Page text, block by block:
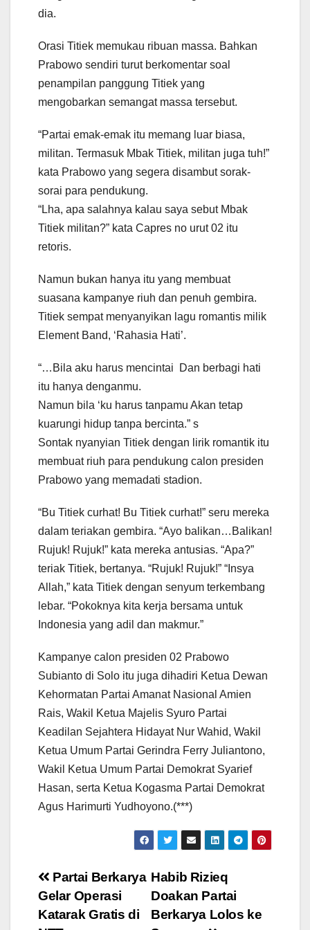
dia.
Orasi Titiek memukau ribuan massa. Bahkan
Prabowo sendiri turut berkomentar soal
penampilan panggung Titiek yang
mengobarkan semangat massa tersebut.
“Partai emak-emak itu memang luar biasa,
militan. Termasuk Mbak Titiek, militan juga tuh!”
kata Prabowo yang segera disambut sorak-
sorai para pendukung.
“Lha, apa salahnya kalau saya sebut Mbak
Titiek militan?” kata Capres no urut 02 itu
retoris.
Namun bukan hanya itu yang membuat
suasana kampanye riuh dan penuh gembira.
Titiek sempat menyanyikan lagu romantis milik
Element Band, ‘Rahasia Hati’.
“…Bila aku harus mencintai Dan berbagi hati
itu hanya denganmu.
Namun bila ‘ku harus tanpamu Akan tetap
kuarungi hidup tanpa bercinta.” s
Sontak nyanyian Titiek dengan lirik romantik itu
membuat riuh para pendukung calon presiden
Prabowo yang memadati stadion.
“Bu Titiek curhat! Bu Titiek curhat!” seru mereka
dalam teriakan gembira. “Ayo balikan…Balikan!
Rujuk! Rujuk!” kata mereka antusias. “Apa?”
teriak Titiek, bertanya. “Rujuk! Rujuk!” “Insya
Allah,” kata Titiek dengan senyum terkembang
lebar. “Pokoknya kita kerja bersama untuk
Indonesia yang adil dan makmur.”
Kampanye calon presiden 02 Prabowo
Subianto di Solo itu juga dihadiri Ketua Dewan
Kehormatan Partai Amanat Nasional Amien
Rais, Wakil Ketua Majelis Syuro Partai
Keadilan Sejahtera Hidayat Nur Wahid, Wakil
Ketua Umum Partai Gerindra Ferry Juliantono,
Wakil Ketua Umum Partai Demokrat Syarief
Hasan, serta Ketua Kogasma Partai Demokrat
Agus Harimurti Yudhoyono.(***)
Post
navigation
Habib Rizieq
Doakan Partai
Berkarya Lolos ke
Partai Berkarya
Gelar Operasi
Katarak Gratis di